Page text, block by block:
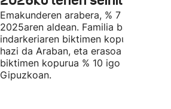
Emakunderen arabera, % 7 igo da
2025aren aldean. Familia barruko
indarkeriaren biktimen kopurua % 20
hazi da Araban, eta erasoa jasan
biktimen kopurua % 10 igo da
Gipuzkoan.